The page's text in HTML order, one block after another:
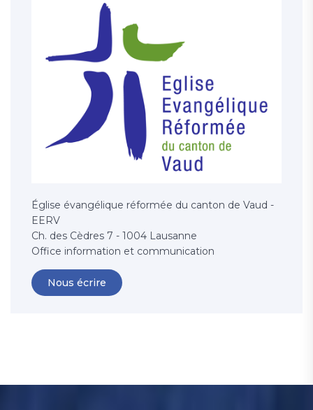
Église évangélique réformée du canton de Vaud -
EERV
Ch. des Cèdres 7 - 1004 Lausanne
Office information et communication
Nous écrire